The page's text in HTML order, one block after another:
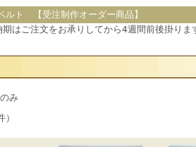
ルト 【受注制作オーダー商品】
はご注文をお承りしてから4週間前後掛り
み